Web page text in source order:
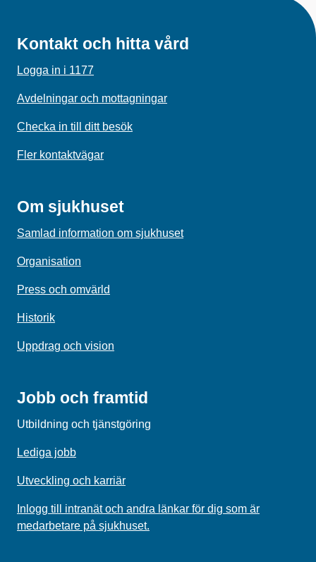
Kontakt och hitta vård
Logga in i 1177
Avdelningar och mottagningar
Checka in till ditt besök
Fler kontaktvägar
Om sjukhuset
Samlad information om sjukhuset
Organisation
Press och omvärld
Historik
Uppdrag och vision
Jobb och framtid
Utbildning och tjänstgöring
Lediga jobb
Utveckling och karriär
Inlogg till intranät och andra länkar för dig som är
medarbetare på sjukhuset.